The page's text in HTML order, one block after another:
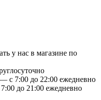
у нас в магазине по
с 7:00 до 22:00 ежедневно
до 21:00 ежедневно